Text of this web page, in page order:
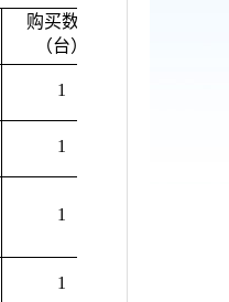
购买数量
（台）
1
1
1
1